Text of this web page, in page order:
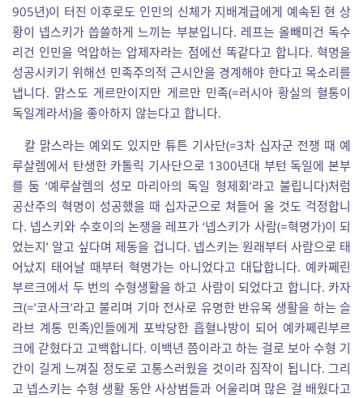
905년)이 터진 이후로도 인민의 신체가 지배계급에게 예속된 현 상
황이 넵스키가 씁쓸하게 느끼는 부분입니다. 레프는 올빼미건 독수
리건 인민을 억압하는 압제자라는 점에선 똑같다고 합니다. 혁명을
성공시키기 위해선 민족주의적 근시안을 경계해야 한다고 목소리를
냅니다. 맑스도 게르만이지만 게르만 민족(=러시아 황실의 혈통이
독일계라서)을 좋아하지 않는다고 합니다.
칼 맑스라는 예외도 있지만 튜튼 기사단(=3차 십자군 전쟁 때 예
루살렘에서 탄생한 카톨릭 기사단으로 1300년대 부턴 독일에 본부
를 둠 ‘예루살렘의 성모 마리아의 독일 형제회’라고 불립니다)처럼
공산주의 혁명이 성공했을 때 십자군으로 쳐들어 올 것도 걱정합니
다. 넵스키와 수호이의 논쟁을 레프가 ‘넵스키가 사람(=혁명가)이 되
었는지’ 알고 싶다며 제동을 겁니다. 넵스키는 원래부터 사람으로 태
어났지 태어날 때부터 혁명가는 아니었다고 대답합니다. 예카쩨린
부르크에서 두 번의 수형생활을 하고 사람이 되었다고 합니다. 카자
크(=’코사크’라고 불리며 기마 전사로 유명한 반유목 생활을 하는 슬
라브 계통 민족)인들에게 포박당한 흡혈나방이 되어 예카쩨린부르
크에 갇혔다고 고백합니다. 이백년 쯤이라고 하는 걸로 보아 수형 기
간이 길게 느껴질 정도로 고통스러웠을 것이라 짐작이 됩니다. 그리
고 넵스키는 수형 생활 동안 사상범들과 어울리며 많은 걸 배웠다고